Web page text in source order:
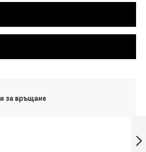
за връщане